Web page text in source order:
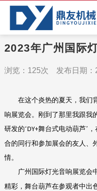
2023年广州国际
浏览：125次 发布日期：
在这个炎热的夏天，我们
响展览会。刚到了那里我跟我
研发的‘DY+舞台式电动葫芦’
合的同行和参加展会的友人、
情。
广州国际灯光音响展览会
精彩，舞台葫芦在参观者中出